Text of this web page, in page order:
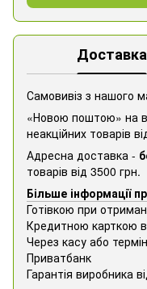
Доставка
Самовивіз з нашого
«Новою поштою» на
неакційних товарів
Адресна доставка -
товарів від 3500 грн.
Більше інформації
Готівкою при
Кредитною карткою
Через касу або
Приватбанк
Гарантія виробника